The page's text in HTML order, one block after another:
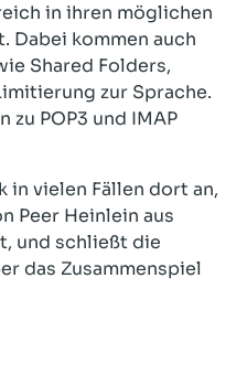
in ihren möglichen
Dabei kommen auch
Shared Folders,
zur Sprache.
zu POP3 und IMAP
in vielen Fällen dort an,
Peer Heinlein aus
und schließt die
das Zusammenspiel